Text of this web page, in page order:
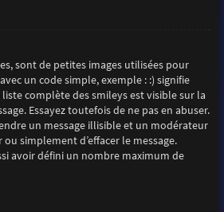
sont de petites images utilisées pour
un code simple, exemple : :) signifie
liste complète des smileys est visible sur la
Essayez toutefois de ne pas en abuser.
un message illisible et un modérateur
simplement d’effacer le message.
avoir défini un nombre maximum de